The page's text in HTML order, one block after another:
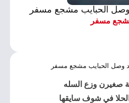
وصل الحبايب مشجع مسفر
مسفر
وصل الحبايب مشجع مسفر
صغيرن وزع السله
في شوف سايقها